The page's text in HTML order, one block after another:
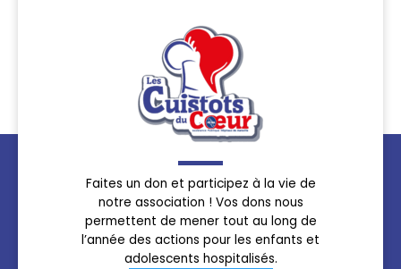
Faites un don et participez à la vie de
notre association ! Vos dons nous
permettent de mener tout au long de
l’année des actions pour les enfants et
adolescents hospitalisés.